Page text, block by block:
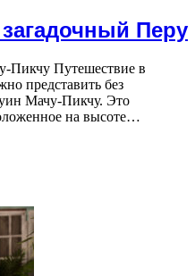
Перу
Пикчу Путешествие в
представить без
Мачу-Пикчу. Это
на высоте…